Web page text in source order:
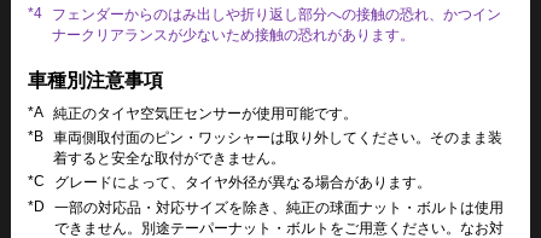
*4
フェンダーからのはみ出しや折り返し部分への接触の恐れ、かつイン
ナークリアランスが少ないため接触の恐れがあります。
車種別注意事項
*A 純正のタイヤ空気圧センサーが使用可能です。
*B 車両側取付面のピン・ワッシャーは取り外してください。そのまま装
着すると安全な取付ができません。
*C
グレードによって、タイヤ外径が異なる場合があります。
*D
一部の対応品・対応サイズを除き、純正の球面ナット・ボルトは使用
できません。別途テーパーナット・ボルトをご用意ください。なお対